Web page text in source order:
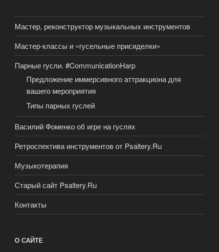
Мастер, реконструктор музыкальных инструментов
Мастер-классы и «гусельные присиделки»
Парные гусли. #CommunicationHarp
Предложение иммерсивного аттракциона для
вашего мероприятия
Типы парных гуслей
Василий Фоменко об игре на гуслях
Ретроспектива инструментов от Psaltery.Ru
Музыкотерапия
Старый сайт Psaltery.Ru
Контакты
О САЙТЕ